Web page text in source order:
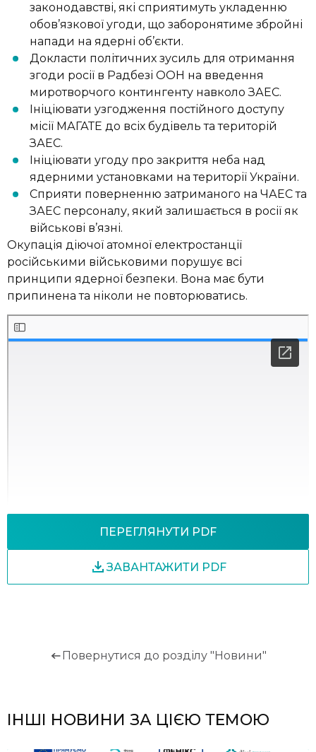
законодавстві, які сприятимуть укладенню
обов’язкової угоди, що заборонятиме збройні
напади на ядерні об’єкти.
Докласти політичних зусиль для отримання
згоди росії в Радбезі ООН на введення
миротворчого контингенту навколо ЗАЕС.
Ініціювати узгодження постійного доступу
місії МАГАТЕ до всіх будівель та територій
ЗАЕС.
Ініціювати угоду про закриття неба над
ядерними установками на території України.
Сприяти поверненню затриманого на ЧАЕС та
ЗАЕС персоналу, який залишається в росії як
військові в’язні.
Окупація діючої атомної електростанції
російськими військовими порушує всі
принципи ядерної безпеки. Вона має бути
припинена та ніколи не повторюватись.
ПЕРЕГЛЯНУТИ PDF
ЗАВАНТАЖИТИ PDF
Повернутися до розділу "Новини"
ІНШІ НОВИНИ ЗА ЦІЄЮ ТЕМОЮ